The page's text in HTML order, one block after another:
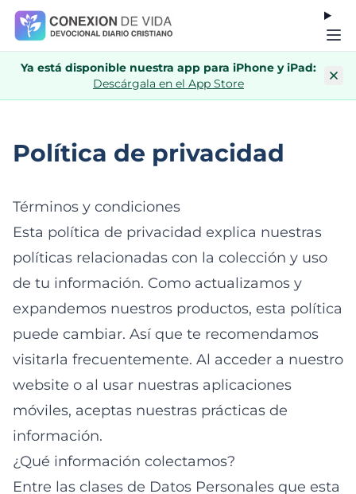
Ya está disponible nuestra app para iPhone y iPad:
Descárgala en el App Store
Política de privacidad
Términos y condiciones
Esta política de privacidad explica nuestras
políticas relacionadas con la colección y uso
de tu información. Como actualizamos y
expandemos nuestros productos, esta política
puede cambiar. Así que te recomendamos
visitarla frecuentemente. Al acceder a nuestro
website o al usar nuestras aplicaciones
móviles, aceptas nuestras prácticas de
información.
¿Qué información colectamos?
Entre las clases de Datos Personales que esta